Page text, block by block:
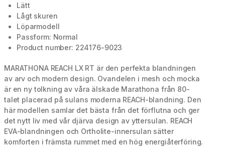
Lätt
Lågt skuren
Löparmodell
Passform: Normal
Product number: 224176-9023
MARATHONA REACH LX RT är den perfekta blandningen
av arv och modern design. Ovandelen i mesh och mocka
är en ny tolkning av våra älskade Marathona från 80-
talet placerad på sulans moderna REACH-blandning. Den
här modellen samlar det bästa från det förflutna och ger
det nytt liv med vår djärva design av yttersulan. REACH
EVA-blandningen och Ortholite-innersulan sätter
komforten i främsta rummet med en hög energiåterföring.